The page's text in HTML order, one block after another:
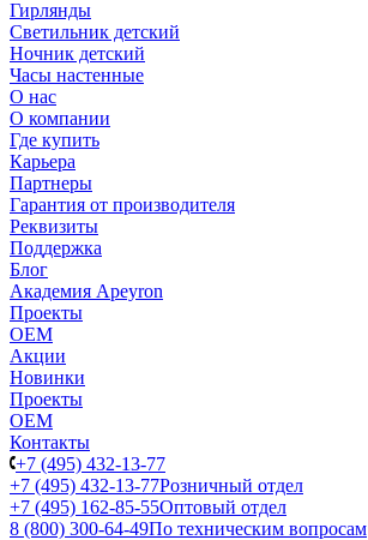
Гирлянды
Светильник детский
Ночник детский
Часы настенные
О нас
О компании
Где купить
Карьера
Партнеры
Гарантия от производителя
Реквизиты
Поддержка
Блог
Академия Apeyron
Проекты
ОЕМ
Акции
Новинки
Проекты
ОЕМ
Контакты
+7 (495) 432-13-77
+7 (495) 432-13-77Розничный отдел
+7 (495) 162-85-55Оптовый отдел
8 (800) 300-64-49По техническим вопросам